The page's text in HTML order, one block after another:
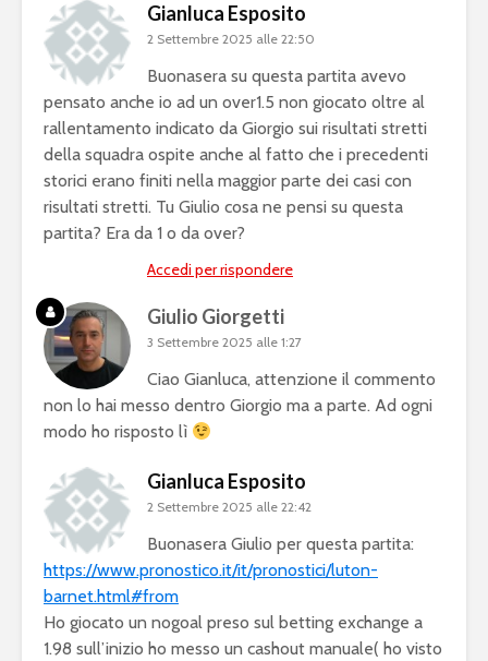
Gianluca Esposito
2 Settembre 2025 alle 22:50
Buonasera su questa partita avevo
pensato anche io ad un over1.5 non giocato oltre al
rallentamento indicato da Giorgio sui risultati stretti
della squadra ospite anche al fatto che i precedenti
storici erano finiti nella maggior parte dei casi con
risultati stretti. Tu Giulio cosa ne pensi su questa
partita? Era da 1 o da over?
Accedi per rispondere
Giulio Giorgetti
3 Settembre 2025 alle 1:27
Ciao Gianluca, attenzione il commento
non lo hai messo dentro Giorgio ma a parte. Ad ogni
modo ho risposto lì
Gianluca Esposito
2 Settembre 2025 alle 22:42
Buonasera Giulio per questa partita:
https://www.pronostico.it/it/pronostici/luton-
barnet.html#from
Ho giocato un nogoal preso sul betting exchange a
1.98 sull’inizio ho messo un cashout manuale( ho visto